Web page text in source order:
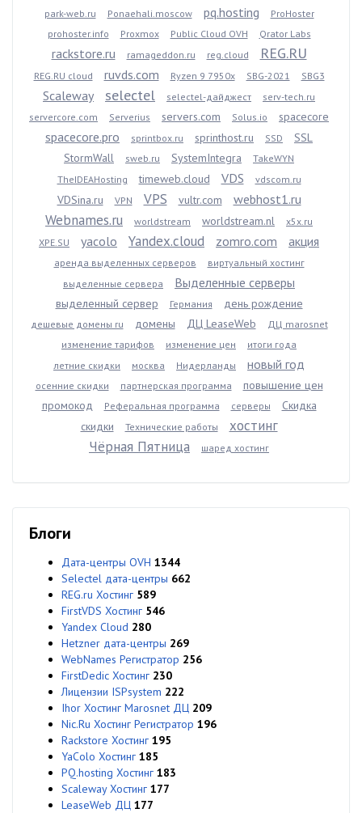
park-web.ru Ponaehali.moscow pq.hosting
ProHoster
prohoster.info
Proxmox Public Cloud OVH Qrator Labs
rackstore.ru ramageddon.ru reg.cloud REG.RU
REG.RU cloud ruvds.com Ryzen 9 7950x SBG-2021 SBG3
Scaleway selectel selectel-дайджест
serv-tech.ru
servercore.com
Serverius servers.com Solus.io spacecore
spacecore.pro sprintbox.ru sprinthost.ru SSD
SSL
StormWall
sweb.ru SystemIntegra
TakeWYN
TheIDEAHosting
timeweb.cloud VDS vdscom.ru
VDSina.ru VPN VPS vultr.com webhost1.ru
Webnames.ru worldstream worldstream.nl
x5x.ru
XPE.SU
yacolo Yandex.cloud zomro.com акция
аренда выделенных серверов
виртуальный хостинг
выделенные сервера
Выделенные серверы
выделенный сервер Германия день рождение
дешевые домены ru домены ДЦ LeaseWeb
ДЦ marosnet
изменение тарифов
изменение цен
итоги года
летние скидки
москва Нидерланды новый год
осенние скидки партнерская программа
повышение цен
промокод
Реферальная программа серверы
Скидка
скидки
Технические работы
хостинг
Чёрная Пятница
шаред хостинг
Блоги
Дата-центры OVH 1344
Selectel дата-центры 662
REG.ru Хостинг 589
FirstVDS Хостинг 546
Yandex Cloud 280
Hetzner дата-центры 269
WebNames Регистратор 256
FirstDedic Хостинг 230
Лицензии ISPsystem 222
Ihor Хостинг Marosnet ДЦ 209
Nic.Ru Хостинг Регистратор 196
Rackstore Хостинг 195
YaColo Хостинг 185
PQ.hosting Хостинг 183
Scaleway Хостинг 177
LeaseWeb ДЦ 177